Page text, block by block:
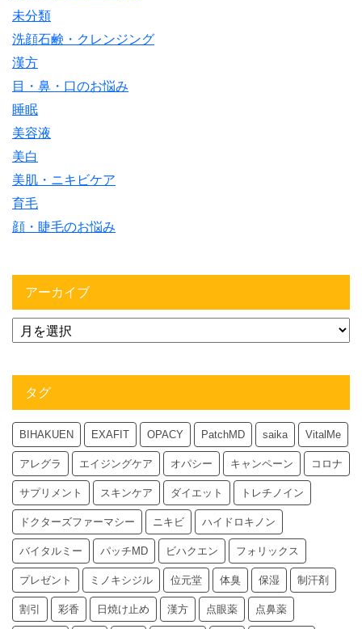
未分類
洗顔石鹸・クレンジング
漢方
目・鼻・口のお悩み
睡眠
美容液
美白
美肌・ニキビケア
育毛
顔・睫毛のお悩み
アーカイブ
タグ
BIHAKUEN EXAFIT OPACY PatchMD saika VitalMe
アレグラ エイジングケア オパシー キャンペーン コロナ
サプリメント スキンケア ダイエット トレチノイン
ドクターズファーマシー ニキビ ハイドロキノン
バイタルミー パッチMD ビハクエン フォリックス
プレゼント ミノキシジル 位元堂 体臭 保湿 制汗剤
割引 彩香 日焼け止め 漢方 点眼薬 点鼻薬